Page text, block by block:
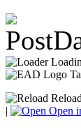
|
Open